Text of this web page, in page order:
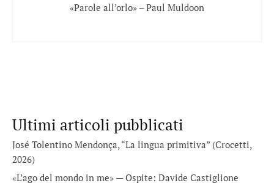
«Parole all’orlo» – Paul Muldoon
Ultimi articoli pubblicati
José Tolentino Mendonça, “La lingua primitiva” (Crocetti,
2026)
«L’ago del mondo in me» — Ospite: Davide Castiglione